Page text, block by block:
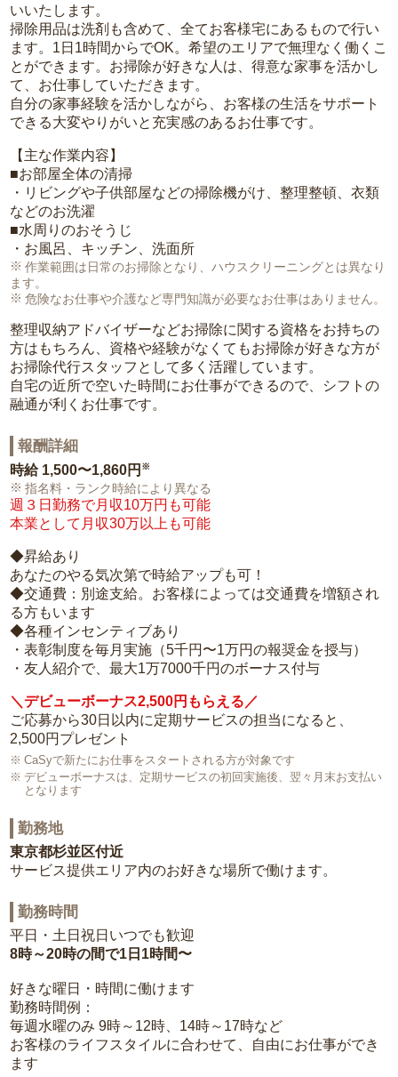
いいたします。
掃除用品は洗剤も含めて、全てお客様宅にあるもので行い
ます。1日1時間からでOK。希望のエリアで無理なく働くこ
とができます。お掃除が好きな人は、得意な家事を活かし
て、お仕事していただきます。
自分の家事経験を活かしながら、お客様の生活をサポート
できる大変やりがいと充実感のあるお仕事です。
【主な作業内容】
■お部屋全体の清掃
・リビングや子供部屋などの掃除機がけ、整理整頓、衣類
などのお洗濯
■水周りのおそうじ
・お風呂、キッチン、洗面所
作業範囲は日常のお掃除となり、ハウスクリーニングとは異なり
ます。
危険なお仕事や介護など専門知識が必要なお仕事はありません。
整理収納アドバイザーなどお掃除に関する資格をお持ちの
方はもちろん、資格や経験がなくてもお掃除が好きな方が
お掃除代行スタッフとして多く活躍しています。
自宅の近所で空いた時間にお仕事ができるので、シフトの
融通が利くお仕事です。
報酬詳細
時給 1,500〜1,860円 ※
指名料・ランク時給により異なる
週３日勤務で月収10万円も可能
本業として月収30万以上も可能
◆昇給あり
あなたのやる気次第で時給アップも可！
◆交通費：別途支給。お客様によっては交通費を増額され
る方もいます
◆各種インセンティブあり
・表彰制度を毎月実施（5千円〜1万円の報奨金を授与）
・友人紹介で、最大1万7000千円のボーナス付与
＼デビューボーナス2,500円もらえる／
ご応募から30日以内に定期サービスの担当になると、
2,500円プレゼント
CaSyで新たにお仕事をスタートされる方が対象です
デビューボーナスは、定期サービスの初回実施後、翌々月末お支払い
となります
勤務地
東京都杉並区付近
サービス提供エリア内のお好きな場所で働けます。
勤務時間
平日・土日祝日いつでも歓迎
8時～20時の間で1日1時間〜
好きな曜日・時間に働けます
勤務時間例：
毎週水曜のみ 9時～12時、14時～17時など
お客様のライフスタイルに合わせて、自由にお仕事ができ
ます